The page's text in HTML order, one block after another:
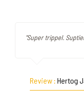
"Super trippel.
Review : Hertog